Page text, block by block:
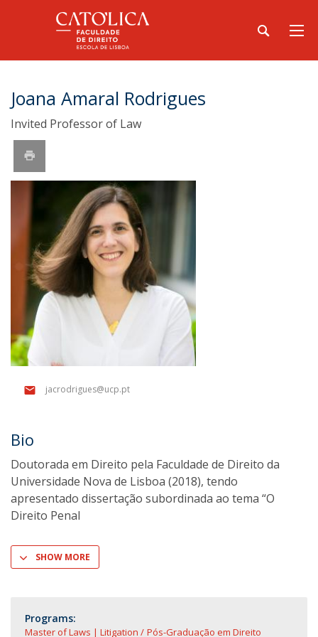
Joana Amaral Rodrigues
Invited Professor of Law
jacrodrigues@ucp.pt
Bio
Doutorada em Direito pela Faculdade de Direito da
Universidade Nova de Lisboa (2018), tendo
apresentado dissertação subordinada ao tema “O
Direito Penal
SHOW MORE
Programs:
Master of Laws | Litigation Pós-Graduação em Direito